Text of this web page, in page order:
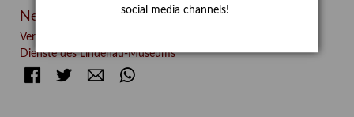
Neueste Beiträge
Verschenkt, verkauft, vergessen? – Kunstdetektivinnen im
Dienste des Lindenau-Museums
FacebookTwitter E-mail
social media channels!